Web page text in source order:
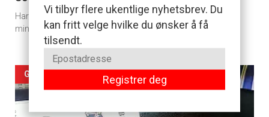
Vi tilbyr flere ukentlige nyhetsbrev. Du
kan fritt velge hvilke du ønsker å få
tilsendt.
Registrer deg
Dagens
Har du allerede sikret deg noen av skogens søte blå, er disse
minipaiene en god måte å bruke fangsten på.
Artikler
detail
GODBITER I POLLISTEN